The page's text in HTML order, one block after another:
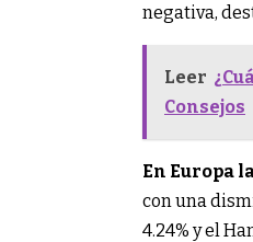
negativa,
Leer
Consejos
En Europa
con una
4.24% y el